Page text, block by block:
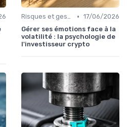
Risques et gestion de portefeuille • 17/06/2026
Gérer ses émotions face à la
volatilité : la psychologie de
l'investisseur crypto